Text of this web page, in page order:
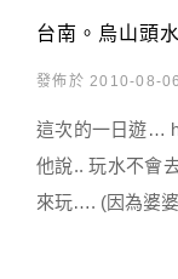
台南。烏山頭
發佈於 2010-08-06
這次的一日遊…
他說.. 玩水不會
來玩…. (因為婆